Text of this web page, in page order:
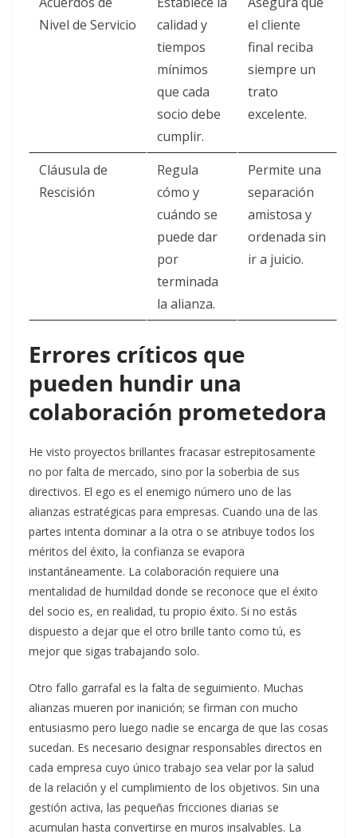
Nivel de Servicio
calidad y
tiempos
mínimos
que cada
socio debe
cumplir.
el cliente
final reciba
siempre un
trato
excelente.
Cláusula de
Rescisión
Regula
cómo y
cuándo se
puede dar
por
terminada
la alianza.
Permite una
separación
amistosa y
ordenada sin
ir a juicio.
Errores críticos que
pueden hundir una
colaboración prometedora
He visto proyectos brillantes fracasar estrepitosamente
no por falta de mercado, sino por la soberbia de sus
directivos. El ego es el enemigo número uno de las
alianzas estratégicas para empresas. Cuando una de las
partes intenta dominar a la otra o se atribuye todos los
méritos del éxito, la confianza se evapora
instantáneamente. La colaboración requiere una
mentalidad de humildad donde se reconoce que el éxito
del socio es, en realidad, tu propio éxito. Si no estás
dispuesto a dejar que el otro brille tanto como tú, es
mejor que sigas trabajando solo.
Otro fallo garrafal es la falta de seguimiento. Muchas
alianzas mueren por inanición; se firman con mucho
entusiasmo pero luego nadie se encarga de que las cosas
sucedan. Es necesario designar responsables directos en
cada empresa cuyo único trabajo sea velar por la salud
de la relación y el cumplimiento de los objetivos. Sin una
gestión activa, las pequeñas fricciones diarias se
acumulan hasta convertirse en muros insalvables. La